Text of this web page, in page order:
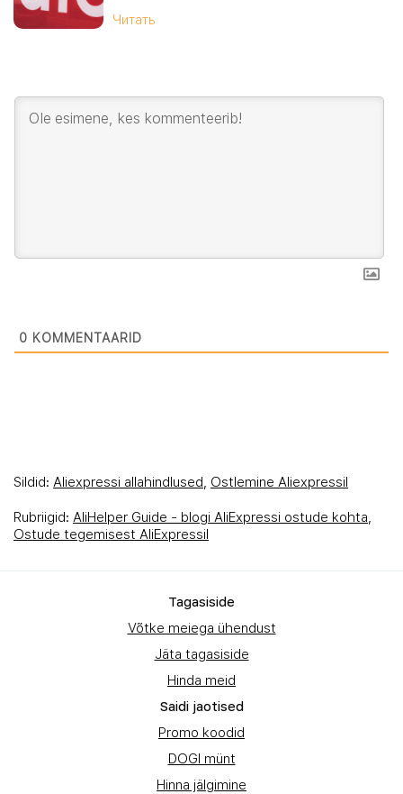
Читать
0 KOMMENTAARID
Sildid: Aliexpressi allahindlused, Ostlemine Aliexpressil
Rubriigid: AliHelper Guide - blogi AliExpressi ostude kohta,
Ostude tegemisest AliExpressil
Tagasiside
Võtke meiega ühendust
Jäta tagasiside
Hinda meid
Saidi jaotised
Promo koodid
DOGI münt
Hinna jälgimine